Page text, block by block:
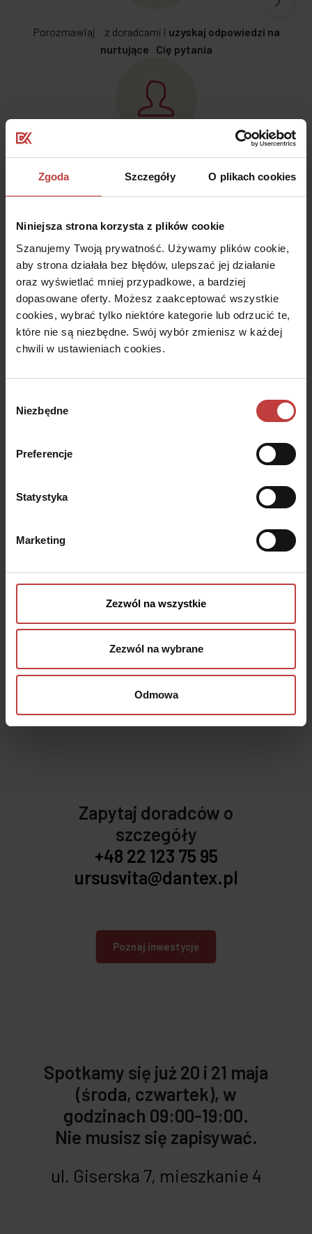
Zgoda Szczegóły O plikach cookies
Niniejsza strona korzysta z plików cookie
Szanujemy Twoją prywatność. Używamy plików cookie,
aby strona działała bez błędów, ulepszać jej działanie
oraz wyświetlać mniej przypadkowe, a bardziej
dopasowane oferty. Możesz zaakceptować wszystkie
cookies, wybrać tylko niektóre kategorie lub odrzucić te,
które nie są niezbędne. Swój wybór zmienisz w każdej
chwili w ustawieniach cookies.
zgody
Niezbędne
Preferencje
Statystyka
Marketing
Zezwól na wszystkie
Zezwól na wybrane
Odmowa
Porozmawiaj z doradcami i uzyskaj odpowiedzi na
nurtujące Cię pytania
Skorzystaj zewsparcia eksperta finansowego z firmy
Notus Finanse
Zobaczkonkretne mieszkania,aby zwizualizować sobie
i sprawdź jak
codziennym krajobrazem
Zapytaj doradców o
szczegóły
+48 22 123 75 95
ursusvita@dantex.pl
Poznaj inwestycję
Spotkamy się już 20 i 21 maja
(środa, czwartek), w
godzinach 09:00-19:00.
Nie musisz się zapisywać.
ul. Giserska 7, mieszkanie 4